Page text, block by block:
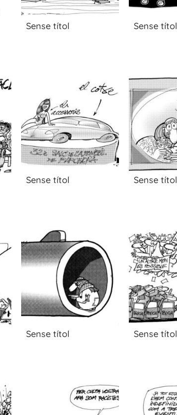
Sense títol Sense títol
Sense títol Sense títol
Sense títol Sense títol